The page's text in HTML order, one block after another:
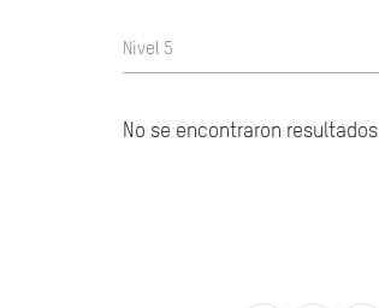
Nivel 5
No se encontraron resultados